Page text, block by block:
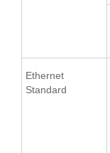
Ethernet
Standard